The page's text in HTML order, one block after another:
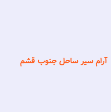
آرام سیر ساحل جنوب قشم